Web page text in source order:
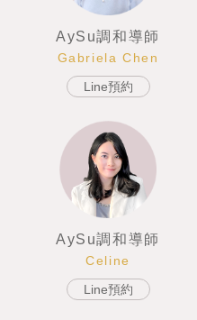
AySu調和導師
Gabriela Chen
Line預約
AySu調和導師
Celine
Line預約